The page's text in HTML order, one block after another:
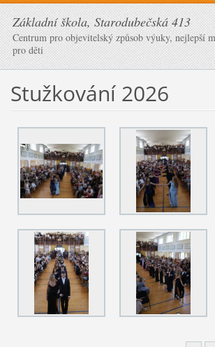
Základní škola, Starodubečská 413
Centrum pro objevitelský způsob výuky, nejlepší
pro děti
Stužkování 2026